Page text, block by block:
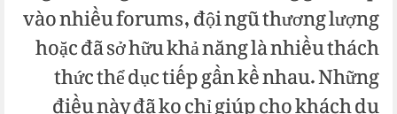
vào nhiều forums, đội ngũ thương lượng
hoặc đã sở hữu khả năng là nhiều thách
thức thể dục tiếp gần kề nhau. Những